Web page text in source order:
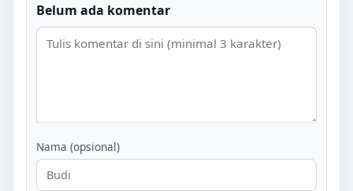
Belum ada komentar
Nama (opsional)